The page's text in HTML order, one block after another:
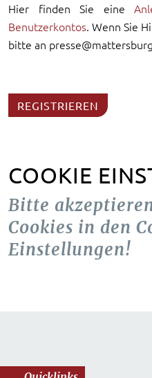
Hier finden Sie eine
Benutzerkontos. Wenn Sie
bitte an
REGISTRIEREN
COOKIE
Bitte
Cookies in den
Einstellungen!